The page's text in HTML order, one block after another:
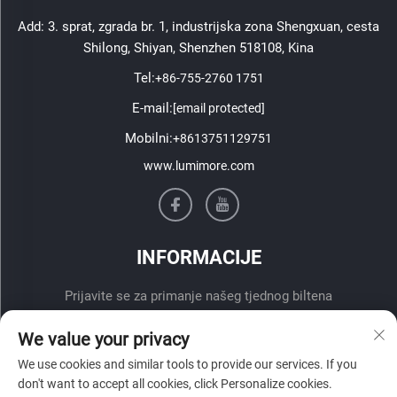
Add: 3. sprat, zgrada br. 1, industrijska zona Shengxuan, cesta
Shilong, Shiyan, Shenzhen 518108, Kina
Tel:+86-755-2760 1751
E-mail:[email protected]
Mobilni:+8613751129751
www.lumimore.com
INFORMACIJE
Prijavite se za primanje našeg tjednog biltena
We value your privacy
We use cookies and similar tools to provide our services. If you
don't want to accept all cookies, click Personalize cookies.